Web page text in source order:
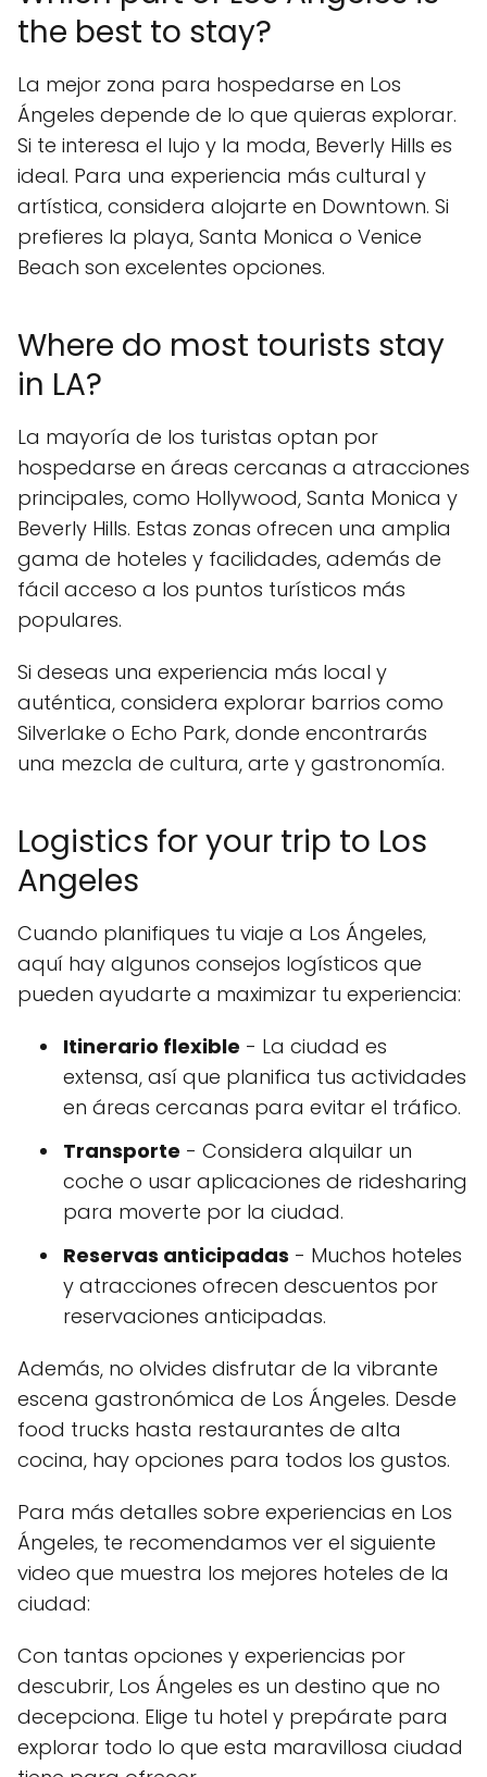
the best to stay?
La mejor zona para hospedarse en Los
Ángeles depende de lo que quieras explorar.
Si te interesa el lujo y la moda, Beverly Hills es
ideal. Para una experiencia más cultural y
artística, considera alojarte en Downtown. Si
prefieres la playa, Santa Monica o Venice
Beach son excelentes opciones.
Where do most tourists stay
in LA?
La mayoría de los turistas optan por
hospedarse en áreas cercanas a atracciones
principales, como Hollywood, Santa Monica y
Beverly Hills. Estas zonas ofrecen una amplia
gama de hoteles y facilidades, además de
fácil acceso a los puntos turísticos más
populares.
Si deseas una experiencia más local y
auténtica, considera explorar barrios como
Silverlake o Echo Park, donde encontrarás
una mezcla de cultura, arte y gastronomía.
Logistics for your trip to Los
Angeles
Cuando planifiques tu viaje a Los Ángeles,
aquí hay algunos consejos logísticos que
pueden ayudarte a maximizar tu experiencia:
Itinerario flexible - La ciudad es
extensa, así que planifica tus actividades
en áreas cercanas para evitar el tráfico.
Transporte - Considera alquilar un
coche o usar aplicaciones de ridesharing
para moverte por la ciudad.
Reservas anticipadas - Muchos hoteles
y atracciones ofrecen descuentos por
reservaciones anticipadas.
Además, no olvides disfrutar de la vibrante
escena gastronómica de Los Ángeles. Desde
food trucks hasta restaurantes de alta
cocina, hay opciones para todos los gustos.
Para más detalles sobre experiencias en Los
Ángeles, te recomendamos ver el siguiente
video que muestra los mejores hoteles de la
ciudad:
Con tantas opciones y experiencias por
descubrir, Los Ángeles es un destino que no
decepciona. Elige tu hotel y prepárate para
explorar todo lo que esta maravillosa ciudad